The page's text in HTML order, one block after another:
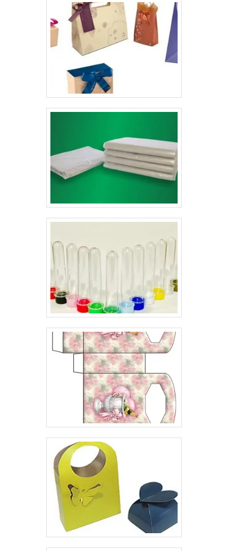
explorar mais o material é possível fazer faca especial,
bem como acabamentos diferenciados..
caixas embalagens ainda podem estabelecer uma
ótima relação entre custos e benefícios, o que é capaz
de tornar a compra ainda mais atrativa, reforçando a
lembrança da marca e atendendo aos gostos do
capazes de oferecer seus benefícios na prática, é
essencial que elas sejam adquiridas em uma empresa
especializada, que garanta qualidade em todo o
processo de produção, desde a estrutura até a